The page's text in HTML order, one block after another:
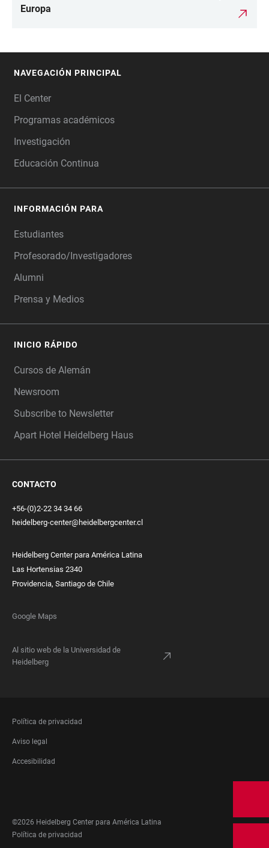
Europa
NAVEGACIÓN PRINCIPAL
El Center
Programas académicos
Investigación
Educación Continua
INFORMACIÓN PARA
Estudiantes
Profesorado/Investigadores
Alumni
Prensa y Medios
INICIO RÁPIDO
Cursos de Alemán
Newsroom
Subscribe to Newsletter
Apart Hotel Heidelberg Haus
CONTACTO
+56-(0)2-22 34 34 66
heidelberg-center@heidelbergcenter.cl
Heidelberg Center para América Latina
Las Hortensias 2340
Providencia, Santiago de Chile
Google Maps
Al sitio web de la Universidad de
Heidelberg
FOOTER
LEGAL
Política de privacidad
Aviso legal
Accesibilidad
MEDIA
©2026 Heidelberg Center para América Latina
FOOTER
Política de privacidad